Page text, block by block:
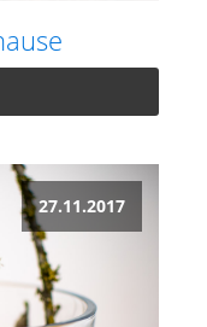
27.11.2017